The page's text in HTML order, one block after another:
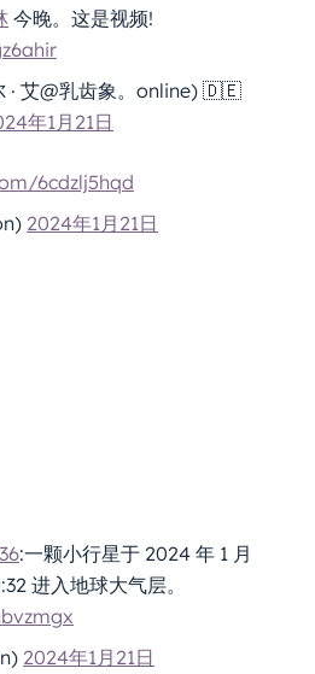
今晚。这是视频!
· 艾@乳齿象。online) 🇩🇪
年1月21日
6cdzlj5hqd
2024年1月21日
:一颗小行星于 2024 年 1 月
进入地球大气层。
2024年1月21日